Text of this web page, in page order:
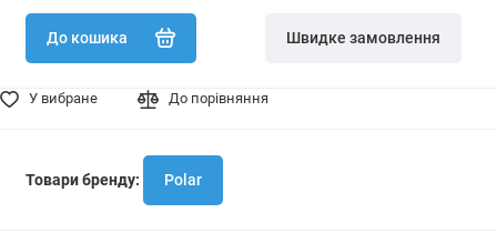
До кошика Швидке замовлення
У вибране До порівняння
Товари бренду: Polar